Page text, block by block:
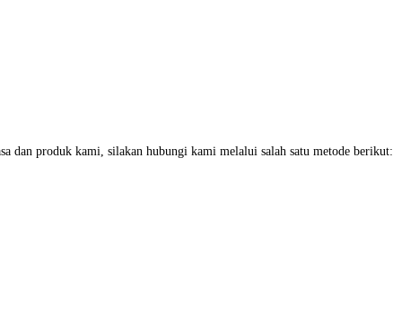
dan produk kami, silakan hubungi kami melalui salah satu metode berikut: